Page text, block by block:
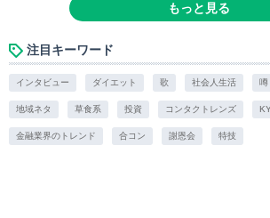
もっと見る
注目キーワード
インタビュー ダイエット 歌 社会人生活 噂
地域ネタ 草食系 投資 コンタクトレンズ KY
金融業界のトレンド 合コン 謝恩会 特技